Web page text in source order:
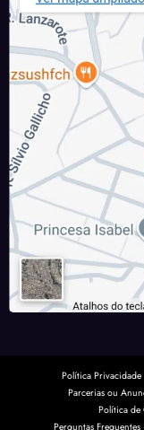
Política Privacidade
Parcerias ou
Política de
Perguntas Frequentes